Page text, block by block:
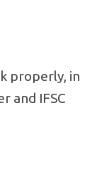
properly, in
and IFSC